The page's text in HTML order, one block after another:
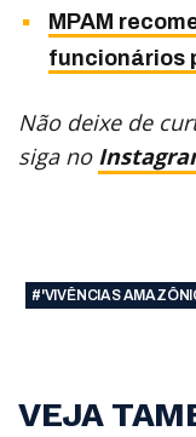
MPAM
funcionários
Não deixe de
siga no
#'VIVÊNCIAS
VEJA